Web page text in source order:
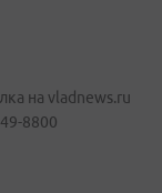
на vladnews.ru
8800